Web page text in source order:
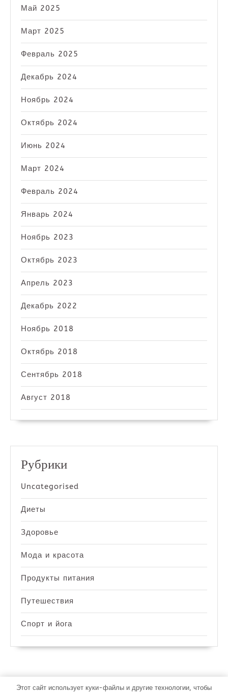
Май 2025
Март 2025
Февраль 2025
Декабрь 2024
Ноябрь 2024
Октябрь 2024
Июнь 2024
Март 2024
Февраль 2024
Январь 2024
Ноябрь 2023
Октябрь 2023
Апрель 2023
Декабрь 2022
Ноябрь 2018
Октябрь 2018
Сентябрь 2018
Август 2018
Рубрики
Uncategorised
Диеты
Здоровье
Мода и красота
Продукты питания
Путешествия
Спорт и йога
Этот сайт использует куки-файлы и другие технологии, чтобы